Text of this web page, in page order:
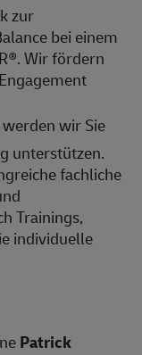
zur
bei einem
Wir fördern
wir Sie
unterstützen.
fachliche
Trainings,
individuelle
Patrick